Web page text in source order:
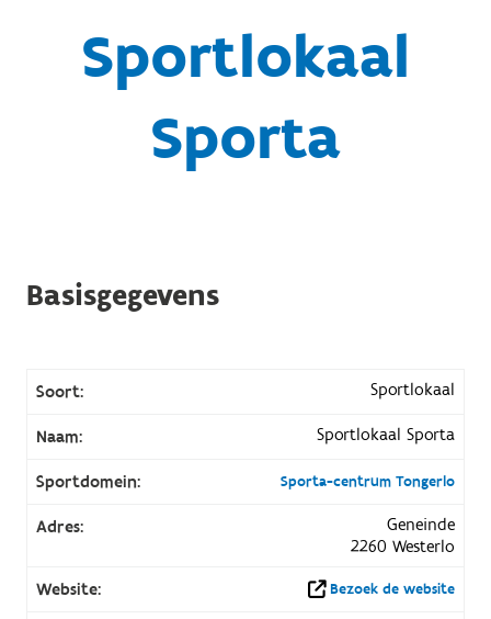
Sportlokaal
Sporta
Basisgegevens
Soort: Sportlokaal
Naam: Sportlokaal Sporta
Sportdomein: Sporta-centrum Tongerlo
Adres:
Geneinde
2260 Westerlo
Website:
Bezoek de website